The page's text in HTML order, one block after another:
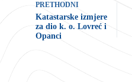
PRETHODNI
Katastarske izmjere
za dio k. o. Lovreć i
Opanci